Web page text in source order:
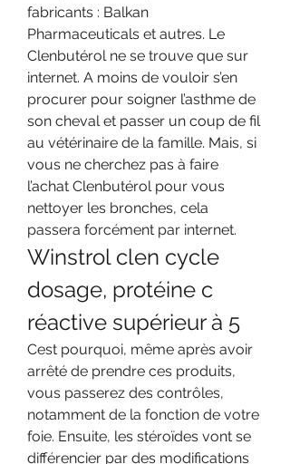
fabricants : Balkan
Pharmaceuticals et autres. Le
Clenbutérol ne se trouve que sur
internet. A moins de vouloir s’en
procurer pour soigner l’asthme de
son cheval et passer un coup de fil
au vétérinaire de la famille. Mais, si
vous ne cherchez pas à faire
l’achat Clenbutérol pour vous
nettoyer les bronches, cela
passera forcément par internet.
Winstrol clen cycle
dosage, protéine c
réactive supérieur à 5
Cest pourquoi, même après avoir
arrêté de prendre ces produits,
vous passerez des contrôles,
notamment de la fonction de votre
foie. Ensuite, les stéroïdes vont se
différencier par des modifications